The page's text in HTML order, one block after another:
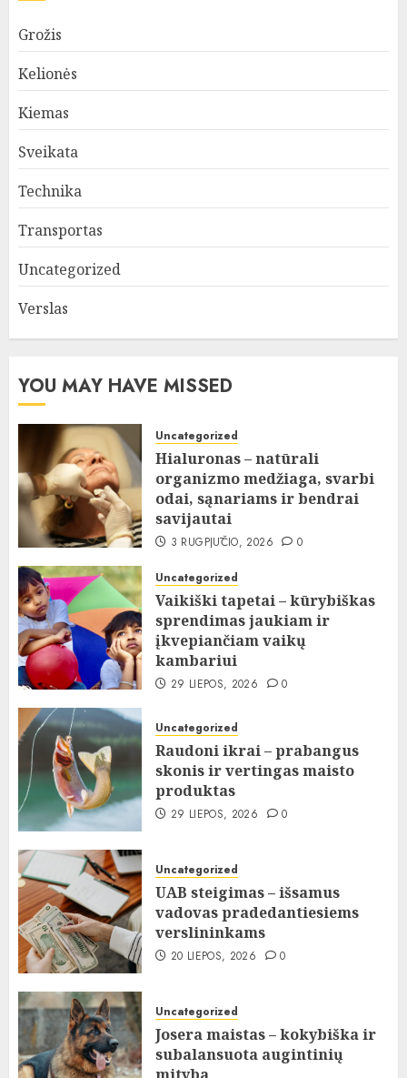
Grožis
Kelionės
Kiemas
Sveikata
Technika
Transportas
Uncategorized
Verslas
YOU MAY HAVE MISSED
Uncategorized
Hialuronas – natūrali
organizmo medžiaga, svarbi
odai, sąnariams ir bendrai
savijautai
3 RUGPJŪČIO, 2026 0
Uncategorized
Vaikiški tapetai – kūrybiškas
sprendimas jaukiam ir
įkvepiančiam vaikų
kambariui
29 LIEPOS, 2026 0
Uncategorized
Raudoni ikrai – prabangus
skonis ir vertingas maisto
produktas
29 LIEPOS, 2026 0
Uncategorized
UAB steigimas – išsamus
vadovas pradedantiesiems
verslininkams
20 LIEPOS, 2026 0
Uncategorized
Josera maistas – kokybiška ir
subalansuota augintinių